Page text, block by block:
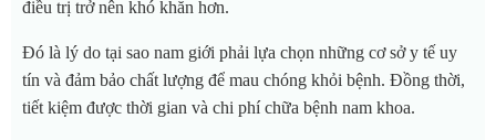
điều trị trở nên khó khăn hơn.
Đó là lý do tại sao nam giới phải lựa chọn những cơ sở y tế uy
tín và đảm bảo chất lượng để mau chóng khỏi bệnh. Đồng thời,
tiết kiệm được thời gian và chi phí chữa bệnh nam khoa.